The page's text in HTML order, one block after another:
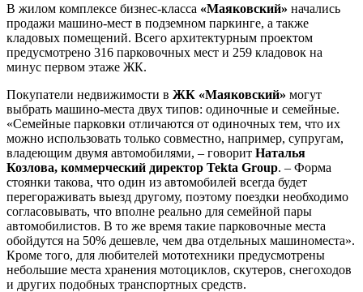
В жилом комплексе бизнес-класса «Маяковский» начались
продажи машино-мест в подземном паркинге, а также
кладовых помещений. Всего архитектурным проектом
предусмотрено 316 парковочных мест и 259 кладовок на
минус первом этаже ЖК.
Покупатели недвижимости в ЖК «Маяковский» могут
выбрать машино-места двух типов: одиночные и семейные.
«Семейные парковки отличаются от одиночных тем, что их
можно использовать только совместно, например, супругам,
владеющим двумя автомобилями, – говорит Наталья
Козлова, коммерческий директор Tekta Group. – Форма
стоянки такова, что один из автомобилей всегда будет
перегораживать выезд другому, поэтому поездки необходимо
согласовывать, что вполне реально для семейной пары
автомобилистов. В то же время такие парковочные места
обойдутся на 50% дешевле, чем два отдельных машиноместа».
Кроме того, для любителей мототехники предусмотрены
небольшие места хранения мотоциклов, скутеров, снегоходов
и других подобных транспортных средств.